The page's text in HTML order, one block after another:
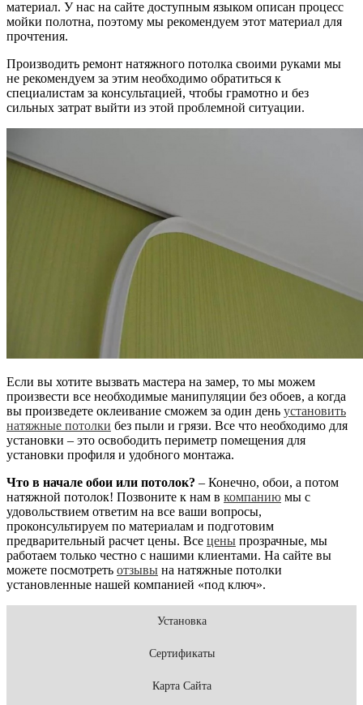
материал. У нас на сайте доступным языком описан процесс
мойки полотна, поэтому мы рекомендуем этот материал для
прочтения.
Производить ремонт натяжного потолка своими руками мы
не рекомендуем за этим необходимо обратиться к
специалистам за консультацией, чтобы грамотно и без
сильных затрат выйти из этой проблемной ситуации.
Если вы хотите вызвать мастера на замер, то мы можем
произвести все необходимые манипуляции без обоев, а когда
вы произведете оклеивание сможем за один день установить
натяжные потолки без пыли и грязи. Все что необходимо для
установки – это освободить периметр помещения для
установки профиля и удобного монтажа.
Что в начале обои или потолок? – Конечно, обои, а потом
натяжной потолок! Позвоните к нам в компанию мы с
удовольствием ответим на все ваши вопросы,
проконсультируем по материалам и подготовим
предварительный расчет цены. Все цены прозрачные, мы
работаем только честно с нашими клиентами. На сайте вы
можете посмотреть отзывы на натяжные потолки
установленные нашей компанией «под ключ».
Установка
Сертификаты
Карта Сайта